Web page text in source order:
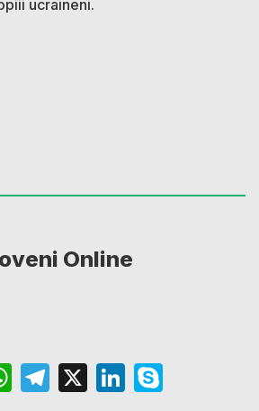
ucraineni.
Online
WhatsApp
Telegram
X LinkedIn